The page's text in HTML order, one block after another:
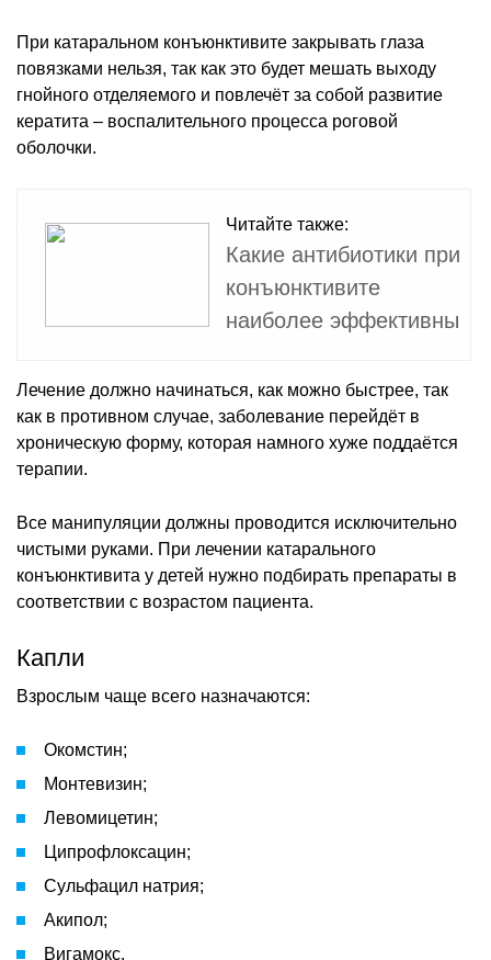
При катаральном конъюнктивите закрывать глаза
повязками нельзя, так как это будет мешать выходу
гнойного отделяемого и повлечёт за собой развитие
кератита – воспалительного процесса роговой
оболочки.
Читайте также:
Какие антибиотики при
конъюнктивите
наиболее эффективны
Лечение должно начинаться, как можно быстрее, так
как в противном случае, заболевание перейдёт в
хроническую форму, которая намного хуже поддаётся
терапии.
Все манипуляции должны проводится исключительно
чистыми руками. При лечении катарального
конъюнктивита у детей нужно подбирать препараты в
соответствии с возрастом пациента.
Капли
Взрослым чаще всего назначаются:
Окомстин;
Монтевизин;
Левомицетин;
Ципрофлоксацин;
Сульфацил натрия;
Акипол;
Вигамокс.